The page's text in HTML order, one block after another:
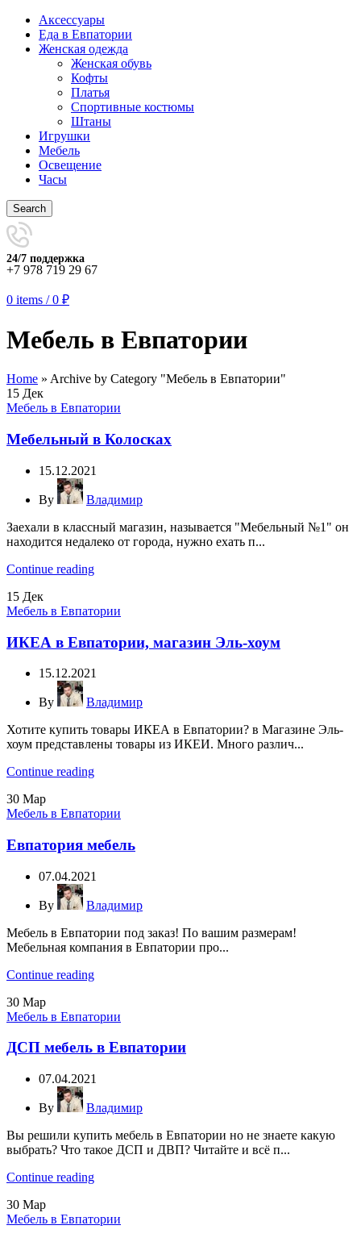
Аксессуары
Еда в Евпатории
Женская одежда
Женская обувь
Кофты
Платья
Спортивные костюмы
Штаны
Игрушки
Мебель
Освещение
Часы
Search
24/7 поддержка
+7 978 719 29 67
0 items / 0 ₽
Мебель в Евпатории
Home » Archive by Category "Мебель в Евпатории"
15 Дек
Мебель в Евпатории
Мебельный в Колосках
15.12.2021
By
Владимир
Заехали в классный магазин, называется "Мебельный №1" он
находится недалеко от города, нужно ехать п...
Continue reading
15 Дек
Мебель в Евпатории
ИКЕА в Евпатории, магазин Эль-хоум
15.12.2021
By
Владимир
Хотите купить товары ИКЕА в Евпатории? в Магазине Эль-
хоум представлены товары из ИКЕИ. Много различ...
Continue reading
30 Мар
Мебель в Евпатории
Евпатория мебель
07.04.2021
By
Владимир
Мебель в Евпатории под заказ! По вашим размерам!
Мебельная компания в Евпатории про...
Continue reading
30 Мар
Мебель в Евпатории
ДСП мебель в Евпатории
07.04.2021
By
Владимир
Вы решили купить мебель в Евпатории но не знаете какую
выбрать? Что такое ДСП и ДВП? Читайте и всё п...
Continue reading
30 Мар
Мебель в Евпатории